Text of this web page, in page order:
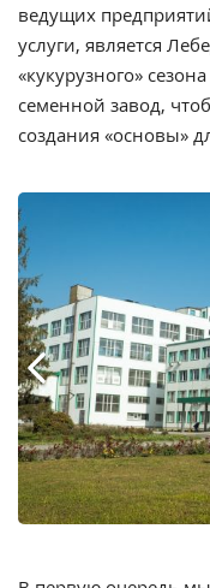
ведущих
услуги, является
«кукурузного»
семенной завод,
создания «основы»